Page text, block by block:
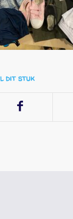
dit stuk